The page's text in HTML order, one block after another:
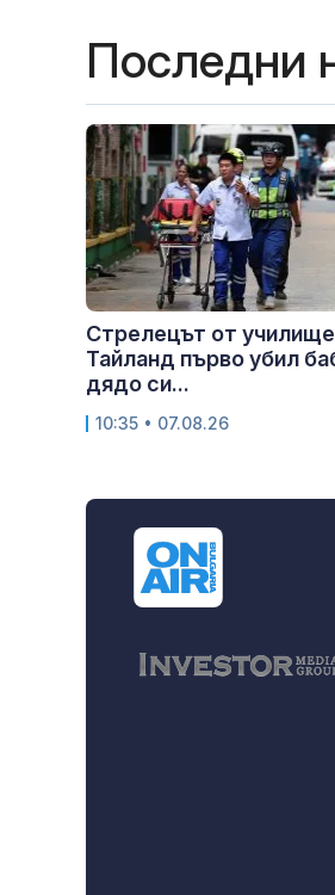
Последни
Стрелецът от
Тайланд първо убил
дядо си...
10:35 • 07.08.26